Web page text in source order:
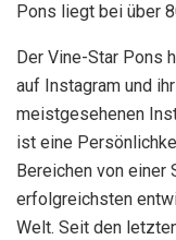
Pons liegt bei über
Der Vine-Star Pons
auf Instagram und
meistgesehenen
ist eine
Bereichen von einer
erfolgreichsten
Welt. Seit den